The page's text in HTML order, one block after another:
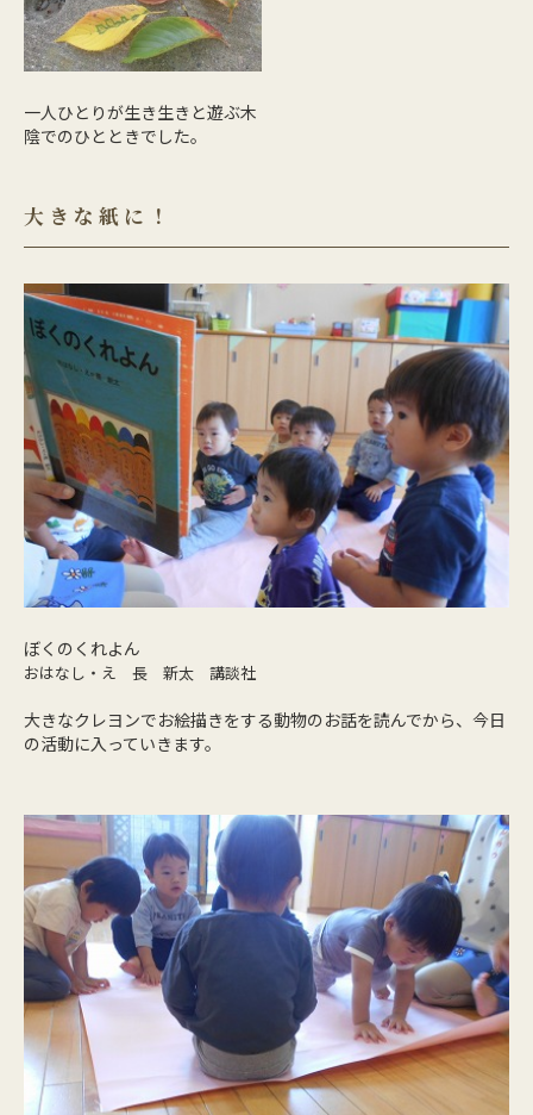
一人ひとりが生き生きと遊ぶ木
陰でのひとときでした。
大きな紙に！
ぼくのくれよん
おはなし・え 長 新太 講談社
大きなクレヨンでお絵描きをする動物のお話を読んでから、今日
の活動に入っていきます。